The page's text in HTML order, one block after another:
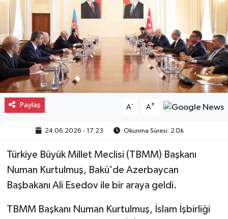
Paylaş A- A+
24.06.2026 - 17:23 Okunma Süresi: 2 Dk
Türkiye Büyük Millet Meclisi (TBMM) Başkanı
Numan Kurtulmuş, Bakü'de Azerbaycan
Başbakanı Ali Esedov ile bir araya geldi.
TBMM Başkanı Numan Kurtulmuş, İslam İşbirliği
Gayrimenkul
Spor
Eğitim